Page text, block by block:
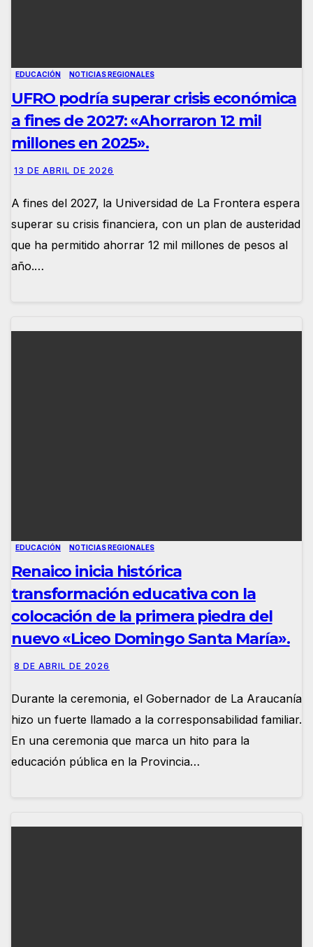
EDUCACIÓN NOTICIAS REGIONALES
UFRO podría superar crisis económica
a fines de 2027: «Ahorraron 12 mil
millones en 2025».
13 DE ABRIL DE 2026
A fines del 2027, la Universidad de La Frontera espera
superar su crisis financiera, con un plan de austeridad
que ha permitido ahorrar 12 mil millones de pesos al
año.…
EDUCACIÓN NOTICIAS REGIONALES
Renaico inicia histórica
transformación educativa con la
colocación de la primera piedra del
nuevo «Liceo Domingo Santa María».
8 DE ABRIL DE 2026
Durante la ceremonia, el Gobernador de La Araucanía
hizo un fuerte llamado a la corresponsabilidad familiar.
En una ceremonia que marca un hito para la
educación pública en la Provincia…